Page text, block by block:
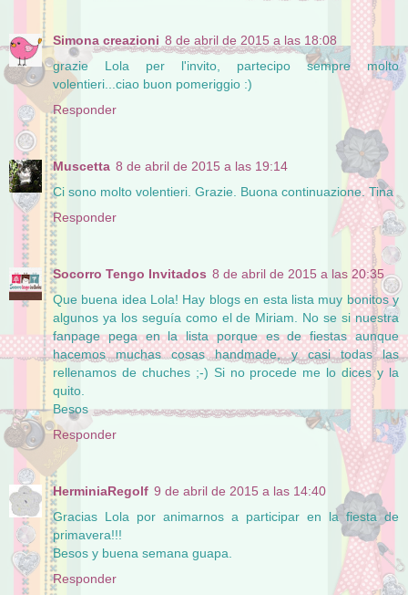
Simona creazioni 8 de abril de 2015 a las 18:08
grazie Lola per l'invito, partecipo sempre molto
volentieri...ciao buon pomeriggio :)
Responder
Muscetta 8 de abril de 2015 a las 19:14
Ci sono molto volentieri. Grazie. Buona continuazione. Tina
Responder
Socorro Tengo Invitados 8 de abril de 2015 a las 20:35
Que buena idea Lola! Hay blogs en esta lista muy bonitos y
algunos ya los seguía como el de Miriam. No se si nuestra
fanpage pega en la lista porque es de fiestas aunque
hacemos muchas cosas handmade, y casi todas las
rellenamos de chuches ;-) Si no procede me lo dices y la
quito.
Besos
Responder
HerminiaRegolf 9 de abril de 2015 a las 14:40
Gracias Lola por animarnos a participar en la fiesta de
primavera!!!
Besos y buena semana guapa.
Responder